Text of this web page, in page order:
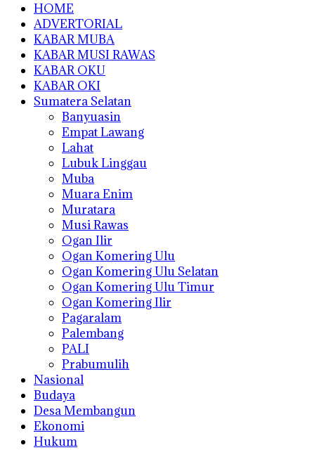
HOME
ADVERTORIAL
KABAR MUBA
KABAR MUSI RAWAS
KABAR OKU
KABAR OKI
Sumatera Selatan
Banyuasin
Empat Lawang
Lahat
Lubuk Linggau
Muba
Muara Enim
Muratara
Musi Rawas
Ogan Ilir
Ogan Komering Ulu
Ogan Komering Ulu Selatan
Ogan Komering Ulu Timur
Ogan Komering Ilir
Pagaralam
Palembang
PALI
Prabumulih
Nasional
Budaya
Desa Membangun
Ekonomi
Hukum